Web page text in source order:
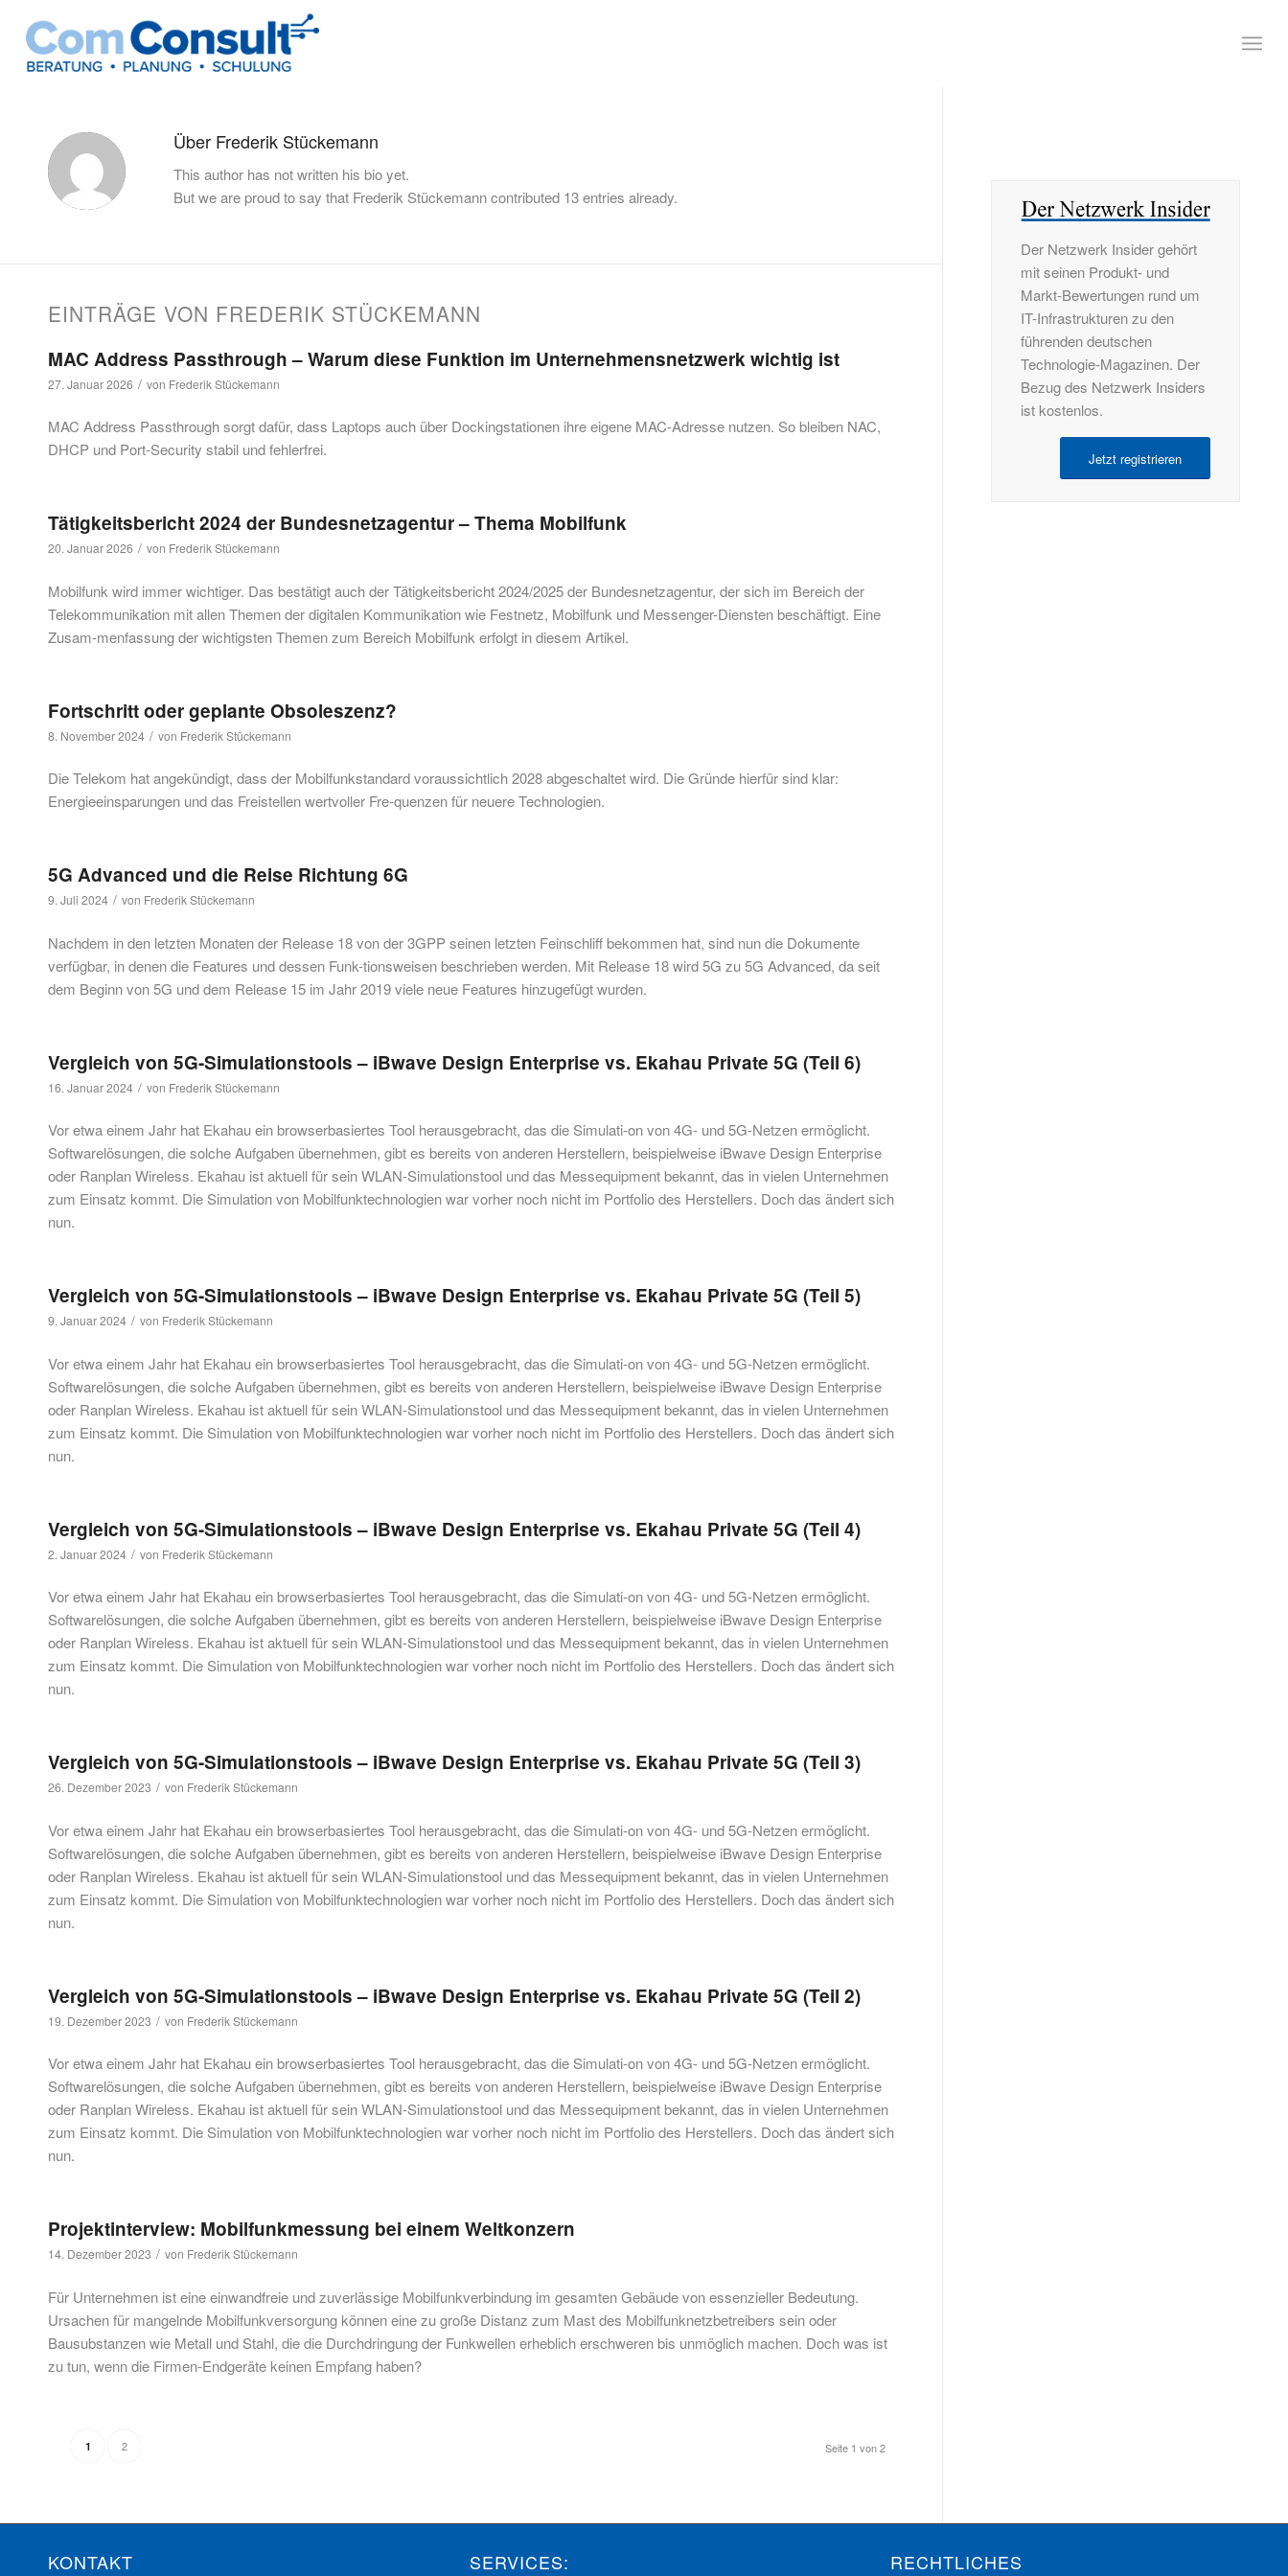
Über Frederik Stückemann
This author has not written his bio yet.
But we are proud to say that Frederik Stückemanncontributed 13 entries already.
EINTRÄGE VON FREDERIK STÜCKEMANN
MAC Address Passthrough – Warum diese Funktion im Unternehmensnetzwerk wichtig ist
27. Januar 2026 / von Frederik Stückemann
MAC Address Passthrough sorgt dafür, dass Laptops auch über Dockingstationen ihre eigene MAC-Adresse nutzen. So bleiben NAC,
DHCP und Port-Security stabil und fehlerfrei.
Tätigkeitsbericht 2024 der Bundesnetzagentur – Thema Mobilfunk
20. Januar 2026 / von Frederik Stückemann
Mobilfunk wird immer wichtiger. Das bestätigt auch der Tätigkeitsbericht 2024/2025 der Bundesnetzagentur, der sich im Bereich der
Telekommunikation mit allen Themen der digitalen Kommunikation wie Festnetz, Mobilfunk und Messenger-Diensten beschäftigt. Eine
Zusam-menfassung der wichtigsten Themen zum Bereich Mobilfunk erfolgt in diesem Artikel.
Fortschritt oder geplante Obsoleszenz?
8. November 2024 / von Frederik Stückemann
Die Telekom hat angekündigt, dass der Mobilfunkstandard voraussichtlich 2028 abgeschaltet wird. Die Gründe hierfür sind klar:
Energieeinsparungen und das Freistellen wertvoller Fre-quenzen für neuere Technologien.
5G Advanced und die Reise Richtung 6G
9. Juli 2024 / von Frederik Stückemann
Nachdem in den letzten Monaten der Release 18 von der 3GPP seinen letzten Feinschliff bekommen hat, sind nun die Dokumente
verfügbar, in denen die Features und dessen Funk-tionsweisen beschrieben werden. Mit Release 18 wird 5G zu 5G Advanced, da seit
dem Beginn von 5G und dem Release 15 im Jahr 2019 viele neue Features hinzugefügt wurden.
Vergleich von 5G-Simulationstools – iBwave Design Enterprise vs. Ekahau Private 5G (Teil 6)
16. Januar 2024 / von Frederik Stückemann
Vor etwa einem Jahr hat Ekahau ein browserbasiertes Tool herausgebracht, das die Simulati-on von 4G- und 5G-Netzen ermöglicht.
Softwarelösungen, die solche Aufgaben übernehmen, gibt es bereits von anderen Herstellern, beispielweise iBwave Design Enterprise
oder Ranplan Wireless. Ekahau ist aktuell für sein WLAN-Simulationstool und das Messequipment bekannt, das in vielen Unternehmen
zum Einsatz kommt. Die Simulation von Mobilfunktechnologien war vorher noch nicht im Portfolio des Herstellers. Doch das ändert sich
nun.
Vergleich von 5G-Simulationstools – iBwave Design Enterprise vs. Ekahau Private 5G (Teil 5)
9. Januar 2024 / von Frederik Stückemann
Vor etwa einem Jahr hat Ekahau ein browserbasiertes Tool herausgebracht, das die Simulati-on von 4G- und 5G-Netzen ermöglicht.
Softwarelösungen, die solche Aufgaben übernehmen, gibt es bereits von anderen Herstellern, beispielweise iBwave Design Enterprise
oder Ranplan Wireless. Ekahau ist aktuell für sein WLAN-Simulationstool und das Messequipment bekannt, das in vielen Unternehmen
zum Einsatz kommt. Die Simulation von Mobilfunktechnologien war vorher noch nicht im Portfolio des Herstellers. Doch das ändert sich
nun.
Vergleich von 5G-Simulationstools – iBwave Design Enterprise vs. Ekahau Private 5G (Teil 4)
2. Januar 2024 / von Frederik Stückemann
Vor etwa einem Jahr hat Ekahau ein browserbasiertes Tool herausgebracht, das die Simulati-on von 4G- und 5G-Netzen ermöglicht.
Softwarelösungen, die solche Aufgaben übernehmen, gibt es bereits von anderen Herstellern, beispielweise iBwave Design Enterprise
oder Ranplan Wireless. Ekahau ist aktuell für sein WLAN-Simulationstool und das Messequipment bekannt, das in vielen Unternehmen
zum Einsatz kommt. Die Simulation von Mobilfunktechnologien war vorher noch nicht im Portfolio des Herstellers. Doch das ändert sich
nun.
Vergleich von 5G-Simulationstools – iBwave Design Enterprise vs. Ekahau Private 5G (Teil 3)
26. Dezember 2023 / von Frederik Stückemann
Vor etwa einem Jahr hat Ekahau ein browserbasiertes Tool herausgebracht, das die Simulati-on von 4G- und 5G-Netzen ermöglicht.
Softwarelösungen, die solche Aufgaben übernehmen, gibt es bereits von anderen Herstellern, beispielweise iBwave Design Enterprise
oder Ranplan Wireless. Ekahau ist aktuell für sein WLAN-Simulationstool und das Messequipment bekannt, das in vielen Unternehmen
zum Einsatz kommt. Die Simulation von Mobilfunktechnologien war vorher noch nicht im Portfolio des Herstellers. Doch das ändert sich
nun.
Vergleich von 5G-Simulationstools – iBwave Design Enterprise vs. Ekahau Private 5G (Teil 2)
19. Dezember 2023 / von Frederik Stückemann
Vor etwa einem Jahr hat Ekahau ein browserbasiertes Tool herausgebracht, das die Simulati-on von 4G- und 5G-Netzen ermöglicht.
Softwarelösungen, die solche Aufgaben übernehmen, gibt es bereits von anderen Herstellern, beispielweise iBwave Design Enterprise
oder Ranplan Wireless. Ekahau ist aktuell für sein WLAN-Simulationstool und das Messequipment bekannt, das in vielen Unternehmen
zum Einsatz kommt. Die Simulation von Mobilfunktechnologien war vorher noch nicht im Portfolio des Herstellers. Doch das ändert sich
nun.
Projektinterview: Mobilfunkmessung bei einem Weltkonzern
14. Dezember 2023 / von Frederik Stückemann
Für Unternehmen ist eine einwandfreie und zuverlässige Mobilfunkverbindung im gesamten Gebäude von essenzieller Bedeutung.
Ursachen für mangelnde Mobilfunkversorgung können eine zu große Distanz zum Mast des Mobilfunknetzbetreibers sein oder
Bausubstanzen wie Metall und Stahl, die die Durchdringung der Funkwellen erheblich erschweren bis unmöglich machen. Doch was ist
zu tun, wenn die Firmen-Endgeräte keinen Empfang haben?
Seite 1 von 2
1 2
Der Netzwerk Insider gehört
mit seinen Produkt- und
Markt-Bewertungen rund um
IT-Infrastrukturen zu den
führenden deutschen
Technologie-Magazinen. Der
Bezug des Netzwerk Insiders
ist kostenlos.
Jetzt registrieren
KONTAKT SERVICES: RECHTLICHES